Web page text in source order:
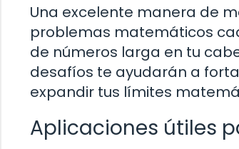
Una excelente manera de
problemas matemáticos
de números larga en tu
desafíos te ayudarán a
expandir tus límites
Aplicaciones útiles